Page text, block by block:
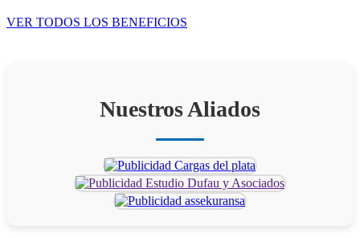
VER TODOS LOS BENEFICIOS
Nuestros Aliados